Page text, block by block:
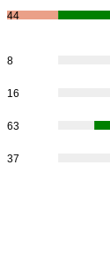
44
8
16
63
37